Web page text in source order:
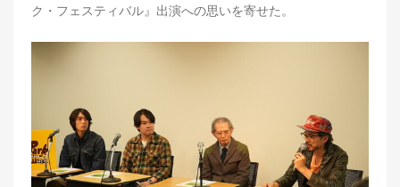
ク・フェスティバル』出演への思いを寄せた。